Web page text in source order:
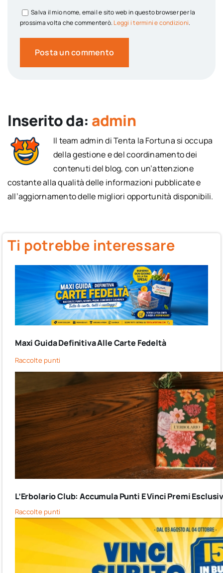
Salva il mio nome, email e sito web in questo browser per la
prossima volta che commenterò. Leggi i termini e condizioni.
Inserito da: admin
Il team admin di Tenta la Fortuna si occupa
della gestione e del coordinamento dei
contenuti del blog, con un’attenzione
costante alla qualità delle informazioni pubblicate e
all’aggiornamento delle migliori opportunità disponibili.
Ti potrebbe interessare
Maxi Guida Definitiva Alle Carte Fedeltà
Raccolte punti
L’Erbolario Club: Accumula Punti E Vinci Premi
Raccolte punti